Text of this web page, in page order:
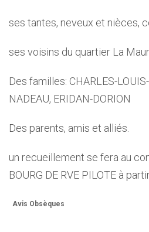
ses tantes, neveux et nièces,
ses voisins du quartier La
Des familles: CHARLES-
NADEAU, ERIDAN-DORION
Des parents, amis et alliés.
un recueillement se fera au
BOURG DE RVE PILOTE à
Avis Obsèques